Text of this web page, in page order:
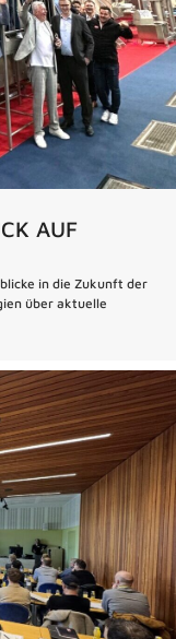
AUF
in die Zukunft der
über aktuelle